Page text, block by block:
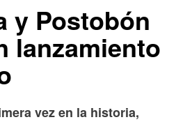
y Postobón
lanzamiento
vez en la historia,